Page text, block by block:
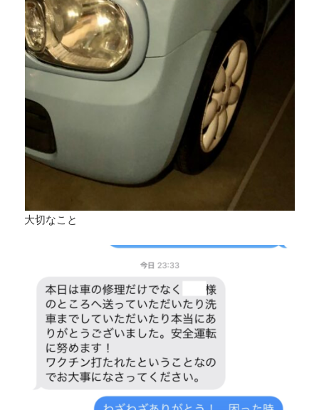
大切なこと